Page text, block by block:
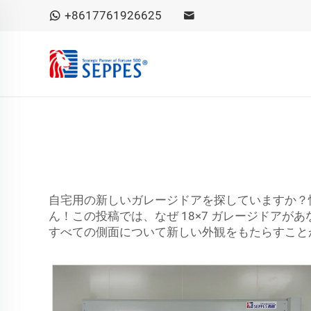
+8617761926625
自宅用の新しいガレージドアを探していますか
ん！この投稿では、なぜ 18×7 ガレージドアが
すべての側面について新しい外観をもたらすこ